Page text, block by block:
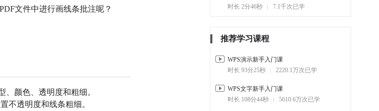
文件中进行画线条批注呢？
、颜色、透明度和粗细。
不透明度和线条粗细。
时长 2分46秒
7.1千次已学
推荐学习课程
WPS演示新手入门课
时长 93分25秒
2220.1万次已学
WPS文字新手入门课
时长 108分44秒
5610.6万次已学